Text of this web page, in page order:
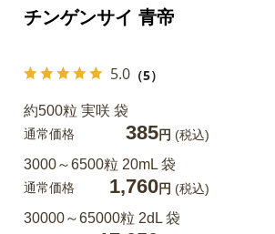
チンゲンサイ 青帝
5.0 （5）
約500粒 実咲 袋
通常価格 385円 (税込)
3000～6500粒 20mL 袋
通常価格 1,760円 (税込)
30000～65000粒 2dL 袋